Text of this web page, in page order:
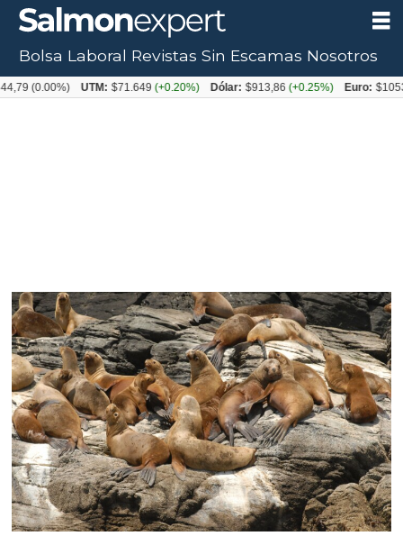
Tag:
Bolsa Laboral Revistas Sin Escamas Nosotros
UTM: $71.649 (+0.20%) Dólar: $913,86 (+0.25%) Euro: $1053,08(-